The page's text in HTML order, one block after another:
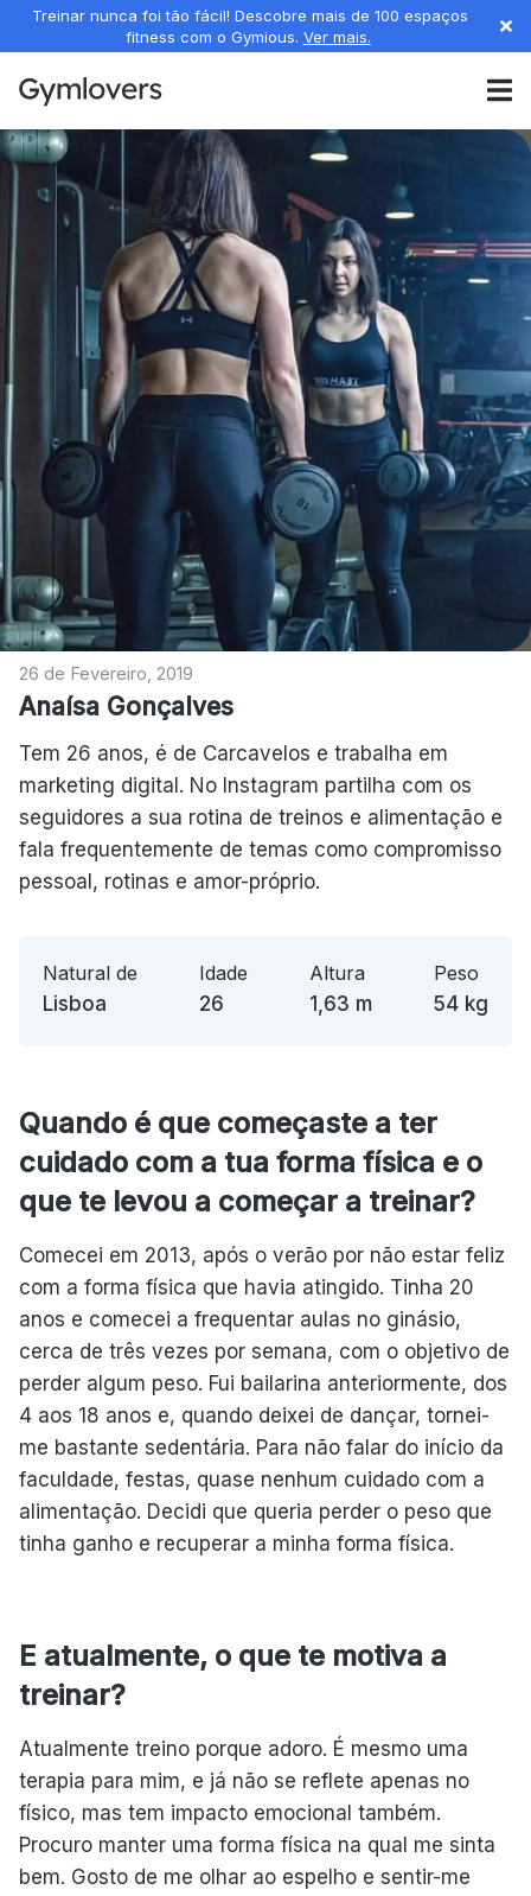
Treinar nunca foi tão fácil! Descobre mais de 100 espaços
fitness com o Gymious. Ver mais.
26 de Fevereiro, 2019
Anaísa Gonçalves
Tem 26 anos, é de Carcavelos e trabalha em
marketing digital. No Instagram partilha com os
seguidores a sua rotina de treinos e alimentação e
fala frequentemente de temas como compromisso
pessoal, rotinas e amor-próprio.
Natural de
Lisboa
Idade
26
Altura
1,63 m
Peso
54 kg
Quando é que começaste a ter
cuidado com a tua forma física e o
que te levou a começar a treinar?
Comecei em 2013, após o verão por não estar feliz
com a forma física que havia atingido. Tinha 20
anos e comecei a frequentar aulas no ginásio,
cerca de três vezes por semana, com o objetivo de
perder algum peso. Fui bailarina anteriormente, dos
4 aos 18 anos e, quando deixei de dançar, tornei-
me bastante sedentária. Para não falar do início da
faculdade, festas, quase nenhum cuidado com a
alimentação. Decidi que queria perder o peso que
tinha ganho e recuperar a minha forma física.
E atualmente, o que te motiva a
treinar?
Atualmente treino porque adoro. É mesmo uma
terapia para mim, e já não se reflete apenas no
físico, mas tem impacto emocional também.
Procuro manter uma forma física na qual me sinta
bem. Gosto de me olhar ao espelho e sentir-me